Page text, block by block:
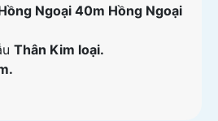
Ngoại 40m Hồng Ngoại
Thân Kim loại.